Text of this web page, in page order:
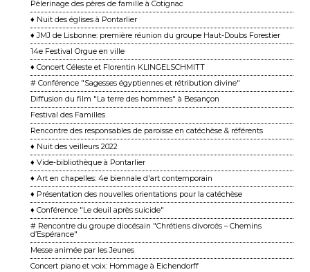
Pèlerinage des pères de famille à Cotignac
♦ Nuit des églises à Pontarlier
♦ JMJ de Lisbonne: première réunion du groupe Haut-Doubs Forestier
14e Festival Orgue en ville
♦ Concert Céleste et Florentin KLINGELSCHMITT
# Conférence "Sagesses égyptiennes et rétribution divine"
Diffusion du film "La terre des hommes" à Besançon
Festival des Familles
Rencontre des responsables de paroisse en catéchèse & référents
♦ Nuit des veilleurs 2022
♦ Vide-bibliothèque à Pontarlier
♦ Art en chapelles: 4e biennale d'art contemporain
♦ Présentation des nouvelles orientations pour la catéchèse
♦ Conférence "Le deuil après suicide"
# Rencontre du groupe diocésain "Chrétiens divorcés – Chemins
d’Espérance"
Messe animée par les Jeunes
Concert piano et voix: Hommage à Eichendorff